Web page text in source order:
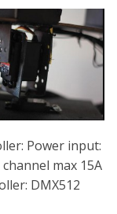
Power input:
max 15A
DMX512